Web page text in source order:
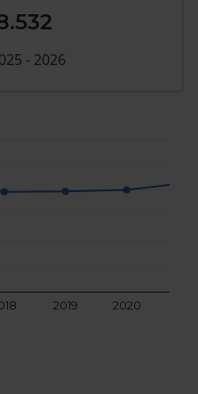
2019 2020
- 2026